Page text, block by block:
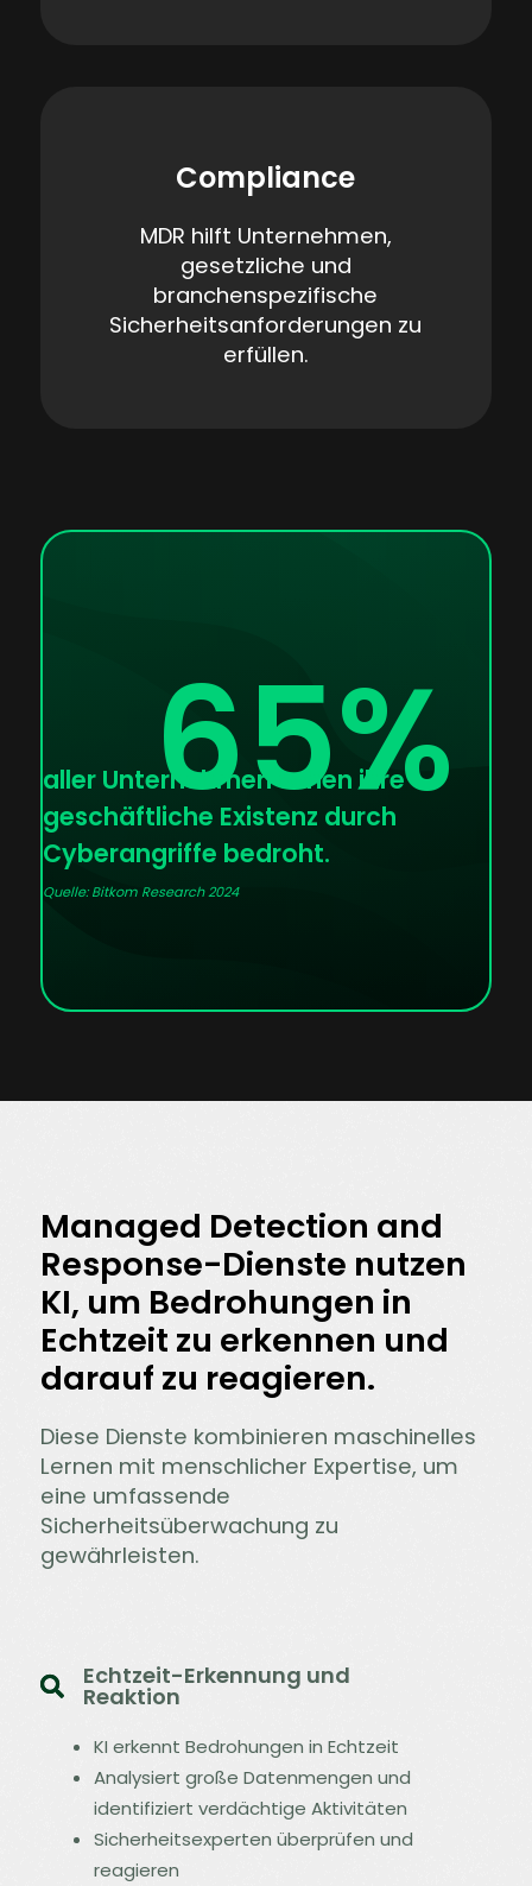
Compliance
MDR hilft Unternehmen,
gesetzliche und
branchenspezifische
Sicherheitsanforderungen zu
erfüllen.
65%
aller Unternehmen sehen ihre
geschäftliche Existenz durch
Cyberangriffe bedroht.
Quelle: Bitkom Research 2024
Managed Detection and
Response-Dienste nutzen
KI, um Bedrohungen in
Echtzeit zu erkennen und
darauf zu reagieren.
Diese Dienste kombinieren maschinelles
Lernen mit menschlicher Expertise, um
eine umfassende
Sicherheitsüberwachung zu
gewährleisten.
Echtzeit-Erkennung und
Reaktion
KI erkennt Bedrohungen in Echtzeit
Analysiert große Datenmengen und
identifiziert verdächtige Aktivitäten
Sicherheitsexperten überprüfen und
reagieren